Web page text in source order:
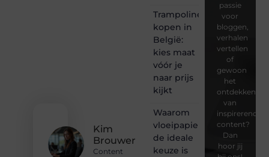
Kim
Brouwer
Content
Trampoline
kopen in
België:
kies maat
vóór je
naar prijs
kijkt
Waarom
vloeipapier
de ideale
keuze is
passie
voor
bloggen,
verhalen
vertellen
of
gewoon
het
ontdekken
van
inspirerende
content?
Dan
hoor jij